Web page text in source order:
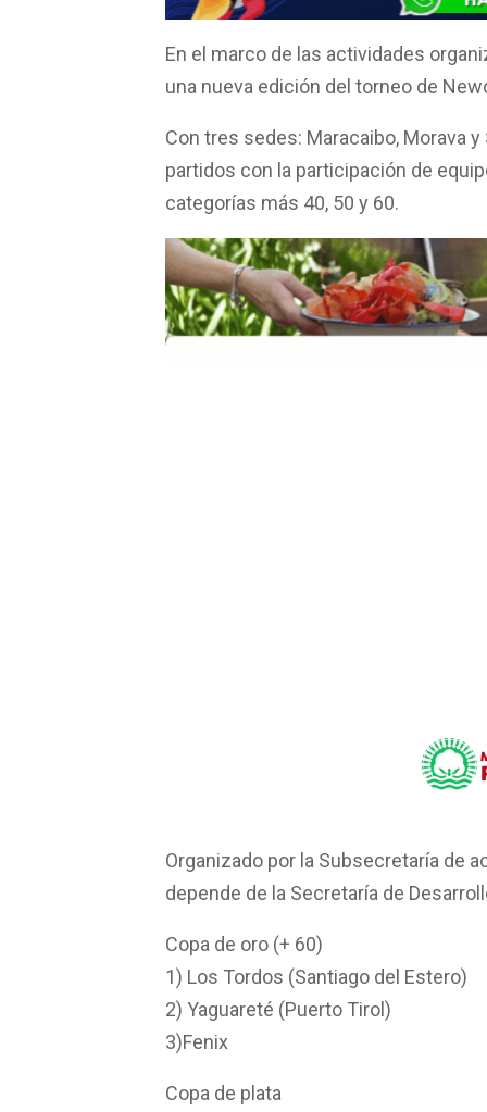
o
k
p
p
tir
En el marco de las actividades
una nueva edición del torneo de
Con tres sedes: Maracaibo, Morava
partidos con la participación de
categorías más 40, 50 y 60.
Organizado por la Subsecretaría de
depende de la Secretaría de
Copa de oro (+ 60)
1) Los Tordos (Santiago del Estero)
2) Yaguareté (Puerto Tirol)
3)Fenix
Copa de plata